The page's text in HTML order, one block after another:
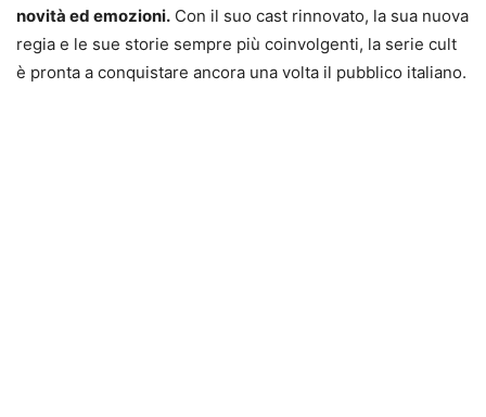
novità ed emozioni. Con il suo cast rinnovato, la sua nuova
regia e le sue storie sempre più coinvolgenti, la serie cult
è pronta a conquistare ancora una volta il pubblico italiano.